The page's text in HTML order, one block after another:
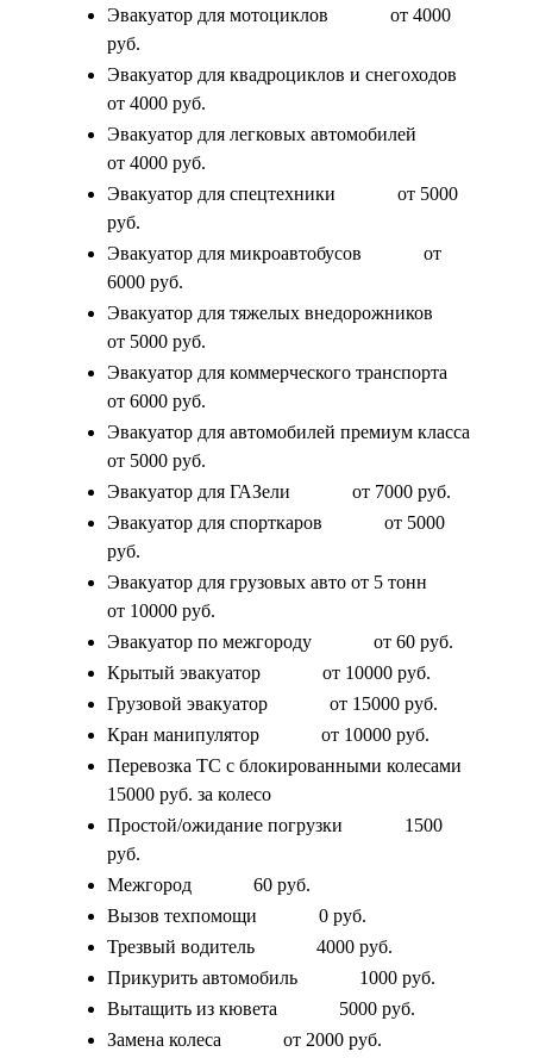
Эвакуатор для мотоциклов
от 4000
руб.
Эвакуатор для квадроциклов и снегоходов
от 4000 руб.
Эвакуатор для легковых автомобилей
от 4000 руб.
Эвакуатор для спецтехники
от 5000
руб.
Эвакуатор для микроавтобусов
от
6000 руб.
Эвакуатор для тяжелых внедорожников
от 5000 руб.
Эвакуатор для коммерческого транспорта
от 6000 руб.
Эвакуатор для автомобилей премиум класса
от 5000 руб.
Эвакуатор для ГАЗели
от 7000 руб.
Эвакуатор для спорткаров
от 5000
руб.
Эвакуатор для грузовых авто от 5 тонн
от 10000 руб.
Эвакуатор по межгороду
от 60 руб.
Крытый эвакуатор
от 10000 руб.
Грузовой эвакуатор
от 15000 руб.
Кран манипулятор
от 10000 руб.
Перевозка ТС с блокированными колесами
15000 руб. за колесо
Простой/ожидание погрузки
1500
руб.
Межгород
60 руб.
Вызов техпомощи
0 руб.
Трезвый водитель
4000 руб.
Прикурить автомобиль
1000 руб.
Вытащить из кювета
5000 руб.
Замена колеса
от 2000 руб.